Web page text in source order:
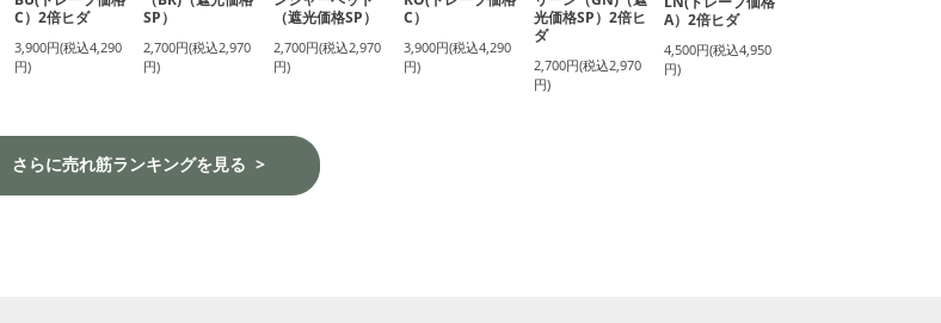
C）2倍ヒダ
3,900円(税込4,290
円)
SP）
2,700円(税込2,970
円)
（遮光価格SP）
2,700円(税込2,970
円)
C）
3,900円(税込4,290
円)
光価格SP）2倍ヒ
ダ
2,700円(税込2,970
円)
A）2倍ヒダ
4,500円(税込4,950
円)
さらに売れ筋ランキングを見る